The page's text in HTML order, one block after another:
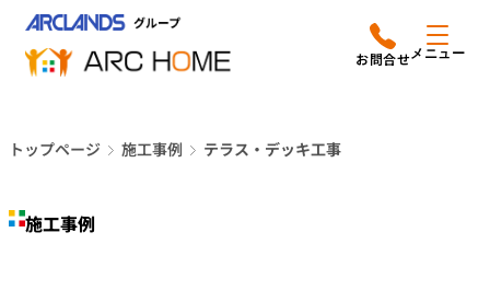
ッ
アークホームについて
施工事例
店舗案内
メニュー
営業時間は
平日9時から18時までと
電話をかける
トップページ 施工事例 テラス・デッキ工事
施工事例